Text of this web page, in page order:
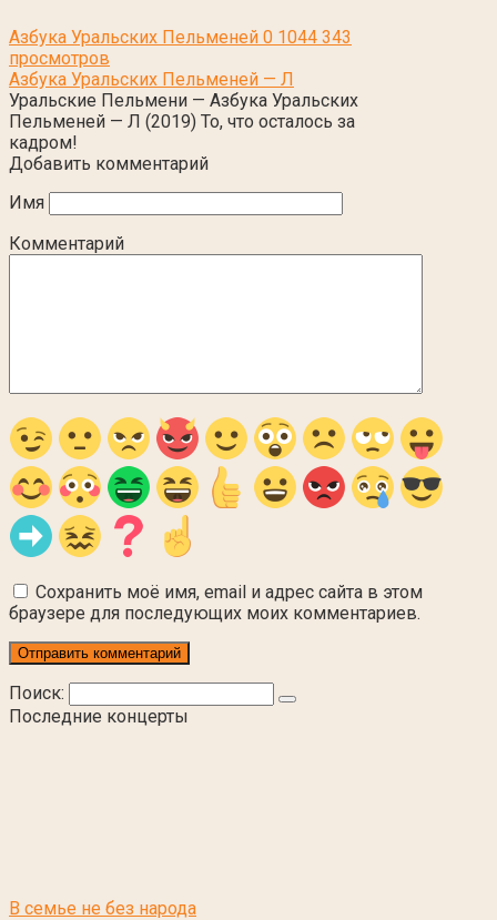
Азбука Уральских Пельменей 0 1044 343
просмотров
Азбука Уральских Пельменей — Л
Уральские Пельмени — Азбука Уральских
Пельменей — Л (2019) То, что осталось за
кадром!
Добавить комментарий
Имя
Комментарий
Сохранить моё имя, email и адрес сайта в этом
браузере для последующих моих комментариев.
Поиск:
Последние концерты
В семье не без народа